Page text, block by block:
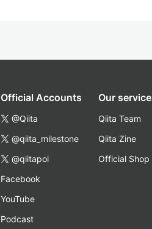
Official Accounts
@Qiita
@qiita_milestone
@qiitapoi
Facebook
YouTube
Podcast
Our service
Qiita Team
Qiita Zine
Official Shop